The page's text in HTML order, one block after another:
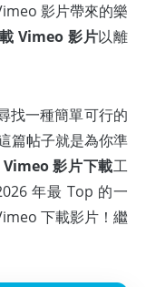
影片帶來的樂
Vimeo 影片以離
找一種簡單可行的
篇帖子就是為你準
Vimeo 影片下載工
年最 Top 的一
下載影片！繼